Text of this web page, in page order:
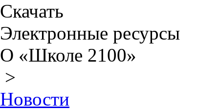
Скачать
Электронные ресурсы
О «Школе 2100»
>
Новости